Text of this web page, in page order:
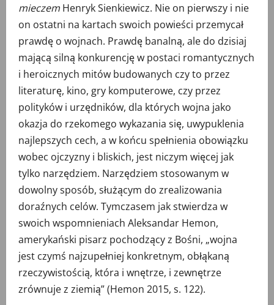
mieczem Henryk Sienkiewicz. Nie on pierwszy i nie
on ostatni na kartach swoich powieści przemycał
prawdę o wojnach. Prawdę banalną, ale do dzisiaj
mającą silną konkurencję w postaci romantycznych
i heroicznych mitów budowanych czy to przez
literaturę, kino, gry komputerowe, czy przez
polityków i urzędników, dla których wojna jako
okazja do rzekomego wykazania się, uwypuklenia
najlepszych cech, a w końcu spełnienia obowiązku
wobec ojczyzny i bliskich, jest niczym więcej jak
tylko narzędziem. Narzędziem stosowanym w
dowolny sposób, służącym do zrealizowania
doraźnych celów. Tymczasem jak stwierdza w
swoich wspomnieniach Aleksandar Hemon,
amerykański pisarz pochodzący z Bośni, „wojna
jest czymś najzupełniej konkretnym, obłąkaną
rzeczywistością, która i wnętrze, i zewnętrze
zrównuje z ziemią” (Hemon 2015, s. 122).